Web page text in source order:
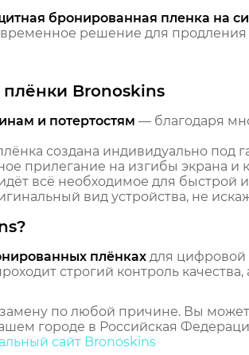
бронированная пленка на
решение для продления
Bronoskins
и потертостям — благодаря
создана индивидуально под
прилегание на изгибы экрана и
всё необходимое для быстрой
вид устройства, не
плёнках для цифровой
строгий контроль
по любой причине. Вы
городе в Российская
сайт Bronoskins